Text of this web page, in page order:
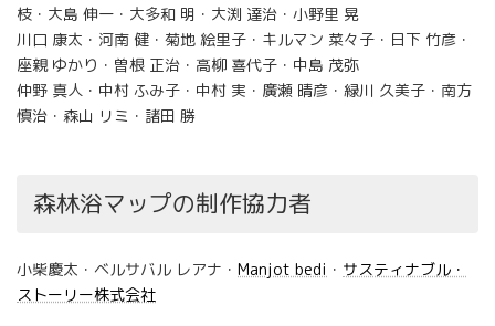
枝・大島 伸一・大多和 明・大渕 達治・小野里 晃
川口 康太・河南 健・菊地 絵里子・キルマン 菜々子・日下 竹彦・
座親 ゆかり・曽根 正治・高柳 喜代子・中島 茂弥
仲野 真人・中村 ふみ子・中村 実・廣瀬 晴彦・緑川 久美子・南方
慎治・森山 リミ・諸田 勝
森林浴マップの制作協力者
小柴慶太・ベルサバル レアナ・ Manjot bedi ・ サスティナブル・
ストーリー株式会社